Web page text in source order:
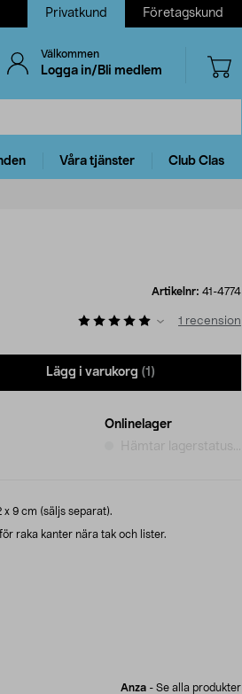
Privatkund Företagskund
Välkommen
Logga in/Bli medlem
Våra tjänster Club Clas
Artikelnr: 41-4774
1 recension
Lägg i varukorg (1)
Onlinelager
Hämtar lagerstatus...
x 9 cm (säljs separat).
raka kanter nära tak och lister.
Anza - Se alla produkter